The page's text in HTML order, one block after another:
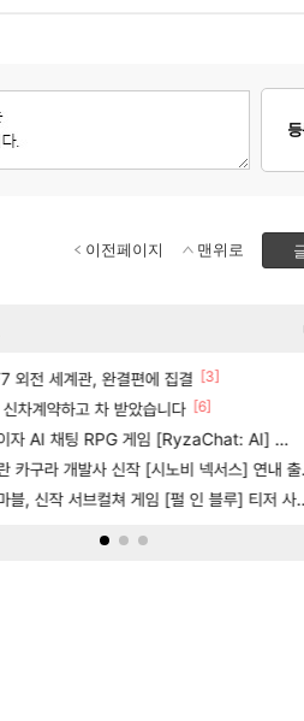
이전페이지 맨위로
올환 이후 약 7개월 [13]
#77777 저격했습니다! [105]
의 후기 [87]
썬데이 메이플 [149]
나온거 10추 하니 올리자 [84]
외전 세계관, 완결편에 집결
[3]
차계약하고 차 받았습니다 [6]
자 AI 채팅 RPG 게임 [RyzaChat: AI] 공개
카구라 개발사 신작 [시노비 넥서스] 연내 출시 예정
블, 신작 서브컬쳐 게임 [펄 인 블루] 티저 사이트 오픈